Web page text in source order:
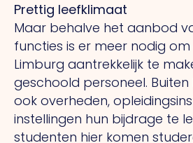
Prettig leefklimaat
Maar behalve het aanbod
functies is er meer nodig
Limburg aantrekkelijk te
geschoold personeel.
ook overheden,
instellingen hun bijdrage te
studenten hier komen